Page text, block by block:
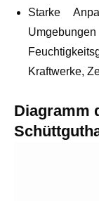
Starke
Kraftwerke,
Diagramm